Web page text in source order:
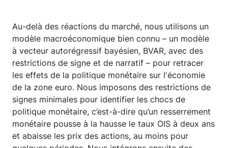
Au-delà des réactions du marché, nous utilisons un
modèle macroéconomique bien connu – un modèle
à vecteur autorégressif bayésien, BVAR, avec des
restrictions de signe et de narratif – pour retracer
les effets de la politique monétaire sur l'économie
de la zone euro. Nous imposons des restrictions de
signes minimales pour identifier les chocs de
politique monétaire, c’est-à-dire qu’un resserrement
monétaire pousse à la hausse le taux OIS à deux ans
et abaisse les prix des actions, au moins pour